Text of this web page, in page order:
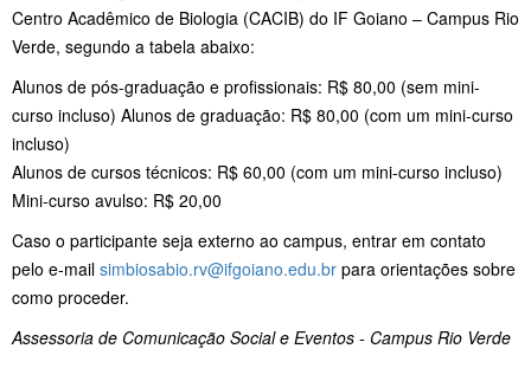
Centro Acadêmico de Biologia (CACIB) do IF Goiano – Campus Rio
Verde, segundo a tabela abaixo:
Alunos de pós-graduação e profissionais: R$ 80,00 (sem mini-
curso incluso) Alunos de graduação: R$ 80,00 (com um mini-curso
incluso)
Alunos de cursos técnicos: R$ 60,00 (com um mini-curso incluso)
Mini-curso avulso: R$ 20,00
Caso o participante seja externo ao campus, entrar em contato
pelo e-mail simbiosabio.rv@ifgoiano.edu.br para orientações sobre
como proceder.
Assessoria de Comunicação Social e Eventos - Campus Rio Verde